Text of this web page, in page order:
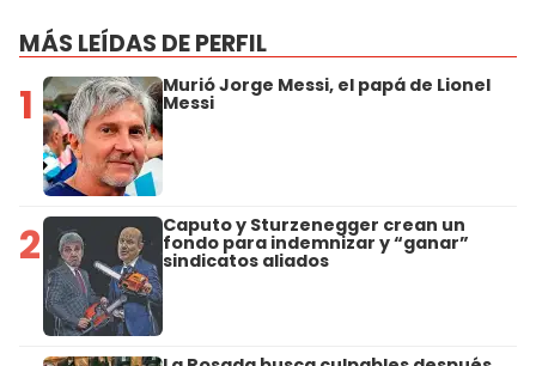
MÁS LEÍDAS DE PERFIL
1 Murió Jorge Messi, el papá de Lionel
Messi
2 Caputo y Sturzenegger crean un
fondo para indemnizar y “ganar”
sindicatos aliados